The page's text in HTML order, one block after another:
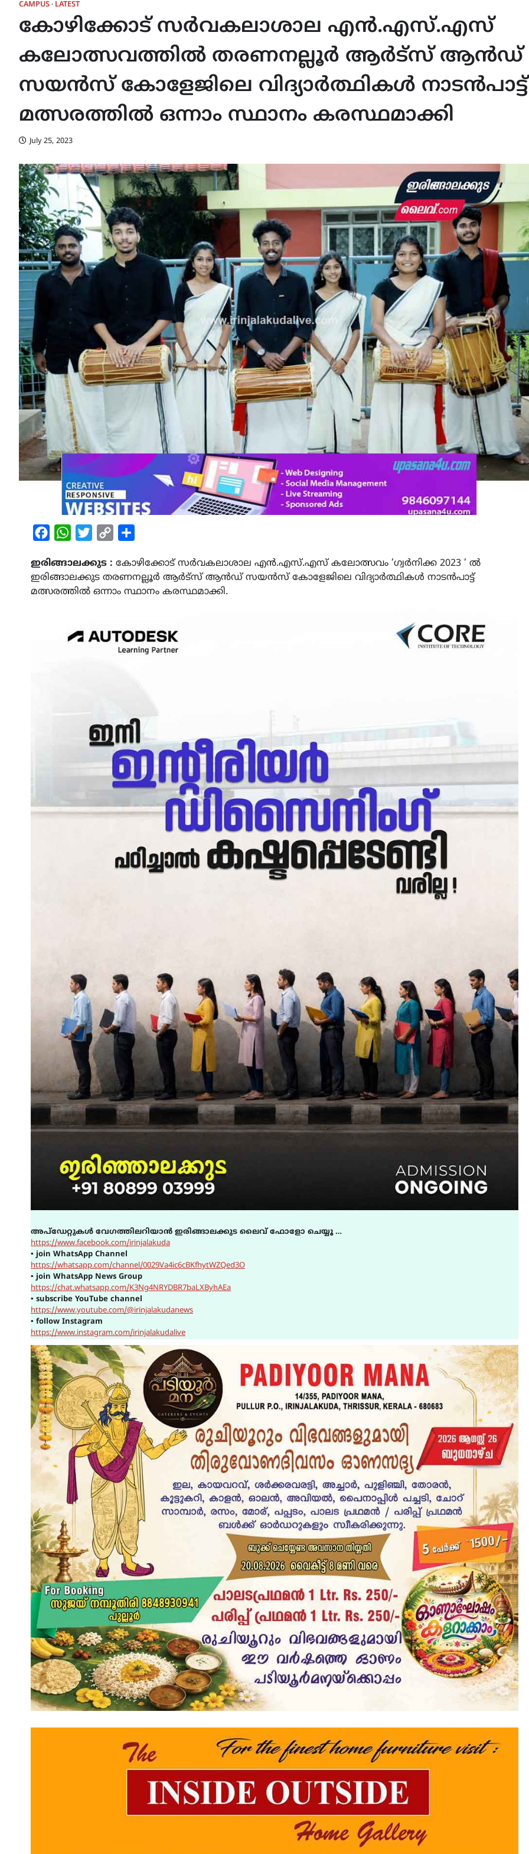
CAMPUS LATEST
കോഴിക്കോട് സർവകലാശാല എൻ.എസ്‌.എസ്‌
കലോത്സവത്തിൽ തരണനല്ലൂർ ആർട്സ് ആൻഡ്
സയൻസ് കോളേജിലെ വിദ്യാർത്ഥികൾ നാടൻപാട്ട്
മത്സരത്തിൽ ഒന്നാം സ്ഥാനം കരസ്ഥമാക്കി
July 25, 2023
FacebookWhatsAppTwitterCopy
ഇരിങ്ങാലക്കുട : കോഴിക്കോട് സർവകലാശാല എൻ.എസ്‌.എസ്‌ കലോത്സവം ‘ഗ്വർനിക്ക 2023 ‘ ൽ
ഇരിങ്ങാലക്കുട തരണനല്ലൂർ ആർട്സ് ആൻഡ് സയൻസ് കോളേജിലെ വിദ്യാർത്ഥികൾ നാടൻപാട്ട്
മത്സരത്തിൽ ഒന്നാം സ്ഥാനം കരസ്ഥമാക്കി.
അപ്ഡേറ്റുകൾ വേഗത്തിലറിയാൻ ഇരിങ്ങാലക്കുട ലൈവ് ഫോളോ ചെയ്യൂ …
https://www.facebook.com/irinjalakuda
▪ join WhatsApp Channel
https://whatsapp.com/channel/0029Va4ic6cBKfhytWZQed3O
▪ join WhatsApp News Group
https://chat.whatsapp.com/K3Ng4NRYDBR7baLXByhAEa
▪ subscribe YouTube channel
https://www.youtube.com/@irinjalakudanews
▪ follow Instagram
https://www.instagram.com/irinjalakudalive
FLASH LATEST TRAINING
തായ് ചി – ക്വിഗോങ്ങ്
പരിചയപ്പെടാം
August 5, 2026